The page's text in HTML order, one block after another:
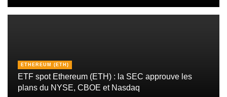
ETHEREUM (ETH)
ETF spot Ethereum (ETH) : la SEC approuve les
plans du NYSE, CBOE et Nasdaq